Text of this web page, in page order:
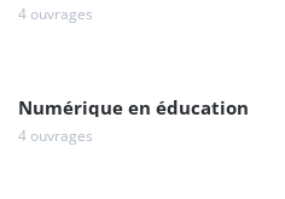
4 ouvrages
Numérique en éducation
4 ouvrages